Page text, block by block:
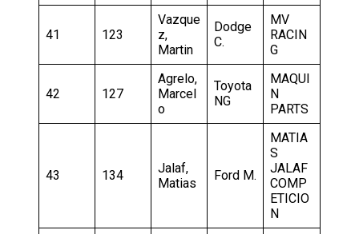
41 123
Vazque
z,
Martin
Dodge
C.
MV
RACIN
G
42 127
Agrelo,
Marcel
o
Toyota
NG
MAQUI
N
PARTS
43 134
Jalaf,
Matias
Ford M.
MATIA
S
JALAF
COMP
ETICIO
N